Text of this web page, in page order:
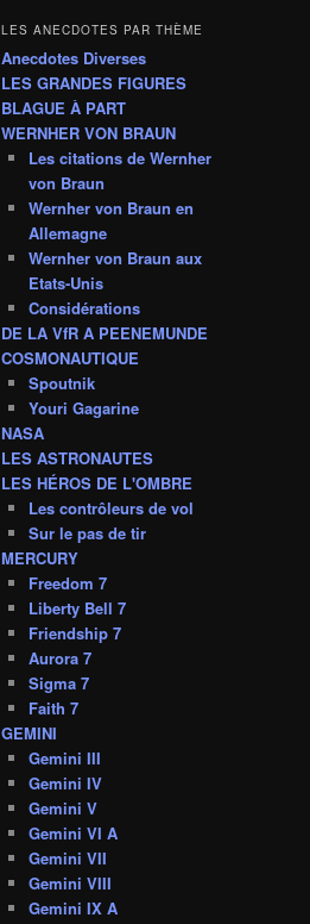
LES ANECDOTES PAR THÈME
Anecdotes Diverses
LES GRANDES FIGURES
BLAGUE À PART
WERNHER VON BRAUN
Les citations de Wernher
von Braun
Wernher von Braun en
Allemagne
Wernher von Braun aux
Etats-Unis
Considérations
DE LA VfR A PEENEMUNDE
COSMONAUTIQUE
Spoutnik
Youri Gagarine
NASA
LES ASTRONAUTES
LES HÉROS DE L'OMBRE
Les contrôleurs de vol
Sur le pas de tir
MERCURY
Freedom 7
Liberty Bell 7
Friendship 7
Aurora 7
Sigma 7
Faith 7
GEMINI
Gemini III
Gemini IV
Gemini V
Gemini VI A
Gemini VII
Gemini VIII
Gemini IX A